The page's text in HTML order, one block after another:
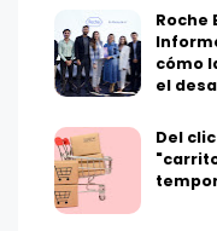
Roche
cómo
el
Del